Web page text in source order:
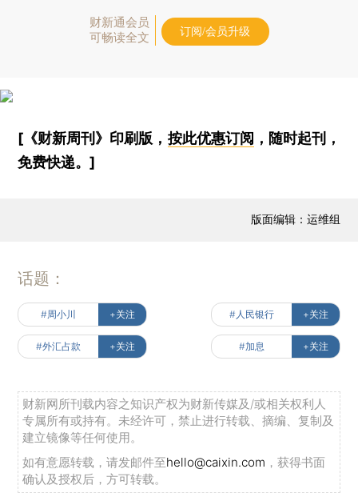
财新通会员
可畅读全文
订阅/会员升级
[《财新周刊》印刷版， 按此优惠订阅 ，随时起刊，
免费快递。]
版面编辑：运维组
话题：
#周小川 +关注 #人民银行 +关注
#外汇占款 +关注 #加息 +关注
财新网所刊载内容之知识产权为财新传媒及/或相关权利人
专属所有或持有。未经许可，禁止进行转载、摘编、复制及
建立镜像等任何使用。
如有意愿转载，请发邮件至hello@caixin.com ，获得书面
确认及授权后，方可转载。